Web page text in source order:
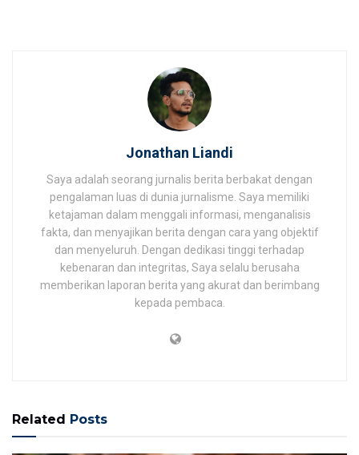
Jonathan Liandi
Saya adalah seorang jurnalis berita berbakat dengan
pengalaman luas di dunia jurnalisme. Saya memiliki
ketajaman dalam menggali informasi, menganalisis
fakta, dan menyajikan berita dengan cara yang objektif
dan menyeluruh. Dengan dedikasi tinggi terhadap
kebenaran dan integritas, Saya selalu berusaha
memberikan laporan berita yang akurat dan berimbang
kepada pembaca.
Related Posts